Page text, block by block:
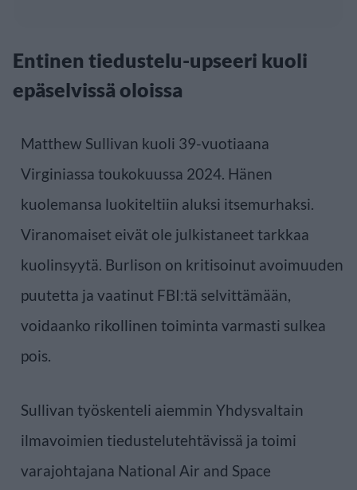
Entinen tiedustelu-upseeri kuoli
epäselvissä oloissa
Matthew Sullivan kuoli 39-vuotiaana
Virginiassa toukokuussa 2024. Hänen
kuolemansa luokiteltiin aluksi itsemurhaksi.
Viranomaiset eivät ole julkistaneet tarkkaa
kuolinsyytä. Burlison on kritisoinut avoimuuden
puutetta ja vaatinut FBI:tä selvittämään,
voidaanko rikollinen toiminta varmasti sulkea
pois.
Sullivan työskenteli aiemmin Yhdysvaltain
ilmavoimien tiedustelutehtävissä ja toimi
varajohtajana National Air and Space